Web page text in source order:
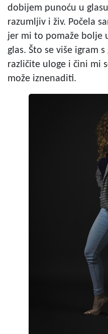
dobijem punoću u
razumljiv i živ. Počela
jer mi to pomaže bolje
glas. Što se više igram
različite uloge i čini mi
može iznenaditi.